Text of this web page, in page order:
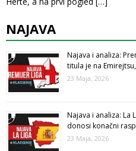
NAJAVA
Najava i analiza:
titula je na
23 Maja, 2026
Najava i analiza: La
donosi konačni
23 Maja, 2026